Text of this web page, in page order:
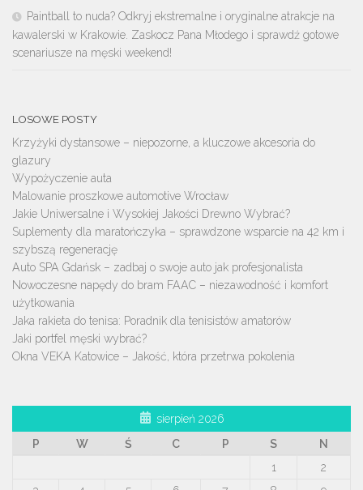
Paintball to nuda? Odkryj ekstremalne i oryginalne atrakcje na
kawalerski w Krakowie. Zaskocz Pana Młodego i sprawdź gotowe
scenariusze na męski weekend!
LOSOWE POSTY
Krzyżyki dystansowe – niepozorne, a kluczowe akcesoria do
glazury
Wypożyczenie auta
Malowanie proszkowe automotive Wrocław
Jakie Uniwersalne i Wysokiej Jakości Drewno Wybrać?
Suplementy dla maratończyka – sprawdzone wsparcie na 42 km i
szybszą regenerację
Auto SPA Gdańsk – zadbaj o swoje auto jak profesjonalista
Nowoczesne napędy do bram FAAC – niezawodność i komfort
użytkowania
Jaka rakieta do tenisa: Poradnik dla tenisistów amatorów
Jaki portfel męski wybrać?
Okna VEKA Katowice – Jakość, która przetrwa pokolenia
sierpień 2026
P
W Ś C P S
N
1
2